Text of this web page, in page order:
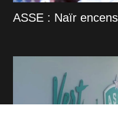
ASSE : Naïr